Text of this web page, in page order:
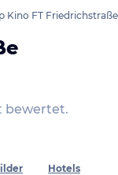
Kino FT Friedrichstraße
bewertet.
Hotels